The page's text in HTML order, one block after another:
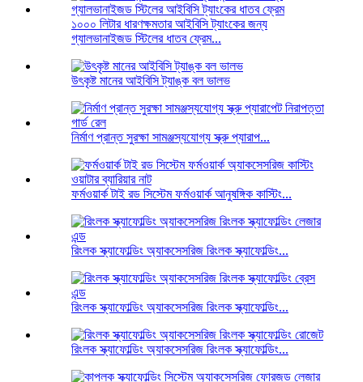
১০০০ লিটার ধারণক্ষমতার আইবিসি ট্যাংকের জন্য
গ্যালভানাইজড স্টিলের ধাতব ফ্রেম...
উৎকৃষ্ট মানের আইবিসি ট্যাঙ্ক বল ভালভ
নির্মাণ প্রান্ত সুরক্ষা সামঞ্জস্যযোগ্য স্ক্রু প্যারাপ...
ফর্মওয়ার্ক টাই রড সিস্টেম ফর্মওয়ার্ক আনুষঙ্গিক কাস্টিং...
রিংলক স্ক্যাফোল্ডিং অ্যাকসেসরিজ রিংলক স্ক্যাফোল্ডিং...
রিংলক স্ক্যাফোল্ডিং অ্যাকসেসরিজ রিংলক স্ক্যাফোল্ডিং...
রিংলক স্ক্যাফোল্ডিং অ্যাকসেসরিজ রিংলক স্ক্যাফোল্ডিং...